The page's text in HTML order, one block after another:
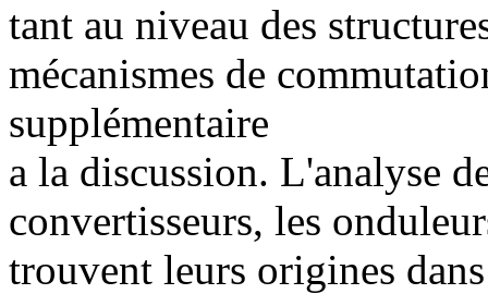
tant au niveau des
mécanismes de
supplémentaire
a la discussion. L'analyse
convertisseurs, les
trouvent leurs origines